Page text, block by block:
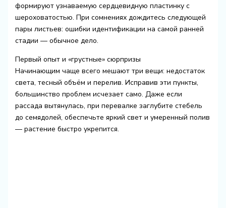
формируют узнаваемую сердцевидную пластинку с
шероховатостью. При сомнениях дождитесь следующей
пары листьев: ошибки идентификации на самой ранней
стадии — обычное дело.
Первый опыт и «грустные» сюрпризы
Начинающим чаще всего мешают три вещи: недостаток
света, тесный объём и перелив. Исправив эти пункты,
большинство проблем исчезает само. Даже если
рассада вытянулась, при перевалке заглубите стебель
до семядолей, обеспечьте яркий свет и умеренный полив
— растение быстро укрепится.